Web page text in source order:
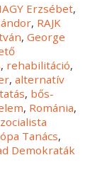
Erzsébet,
, RAJK
,George
, rehabilitáció,
,alternatív
, bős-
, Románia,
Tanács,
Demokraták